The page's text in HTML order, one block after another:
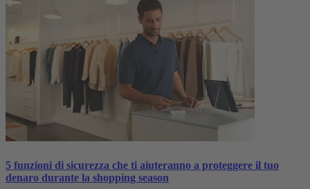
5 funzioni di sicurezza che ti aiuteranno a proteggere il tuo
denaro durante la shopping season